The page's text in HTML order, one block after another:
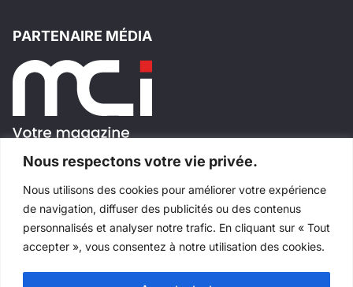
Nous respectons votre vie privée.
Nous utilisons des cookies pour améliorer votre expérience
de navigation, diffuser des publicités ou des contenus
personnalisés et analyser notre trafic. En cliquant sur « Tout
accepter », vous consentez à notre utilisation des cookies.
PARTENAIRE MÉDIA
SUIVEZ-NOUS!